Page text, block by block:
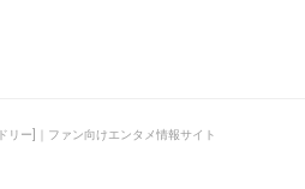
リー]｜ファン向けエンタメ情報サイト